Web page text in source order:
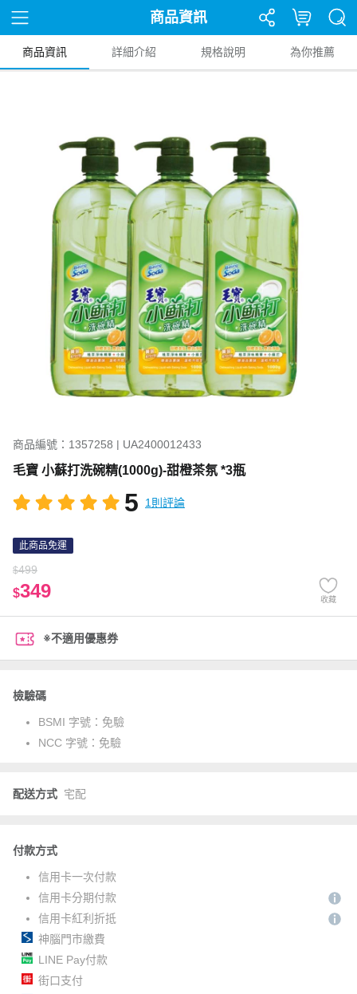
商品資訊
商品資訊 詳細介紹 規格說明 為你推薦
商品編號：1357258 | UA2400012433
毛寶 小蘇打洗碗精(1000g)-甜橙茶氛 *3瓶
5 1則評論
此商品免運
$499
$349 收藏
※不適用優惠券
檢驗碼
BSMI 字號： 免驗
NCC 字號： 免驗
配送方式 宅配
付款方式
信用卡一次付款
信用卡分期付款
信用卡紅利折抵
神腦門市繳費
LINE Pay付款
街口支付